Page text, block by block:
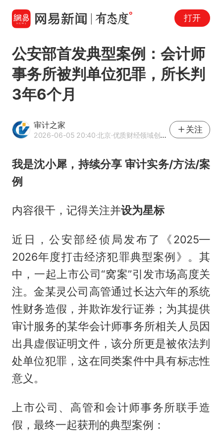
打开
公安部首发典型案例：会计师
事务所被判单位犯罪，所长判
3年6个月
审计之家
2026-06-05 20:40·北京·优质财经领域创作者
关注
我是沈小犀，持续分享 审计实务/方法/案
例
内容很干，记得关注并设为星标
近日，公安部经侦局发布了《2025—
2026年度打击经济犯罪典型案例》。其
中，一起上市公司“窝案”引发市场高度关
注。金某灵公司高管通过长达六年的系统
性财务造假，并欺诈发行证券；为其提供
审计服务的某华会计师事务所相关人员因
出具虚假证明文件，该分所更是被依法判
处单位犯罪，这在同类案件中具有标志性
意义。
上市公司、高管和会计师事务所联手造
假，最终一起获刑的典型案例：